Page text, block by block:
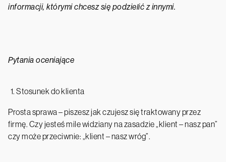
informacji, którymi chcesz się podzielić z innymi.
Pytania oceniające
Stosunek do klienta
Prosta sprawa – piszesz jak czujesz się traktowany przez
firmę. Czy jesteś mile widziany na zasadzie „klient – nasz pan”
czy może przeciwnie: „klient – nasz wróg”.